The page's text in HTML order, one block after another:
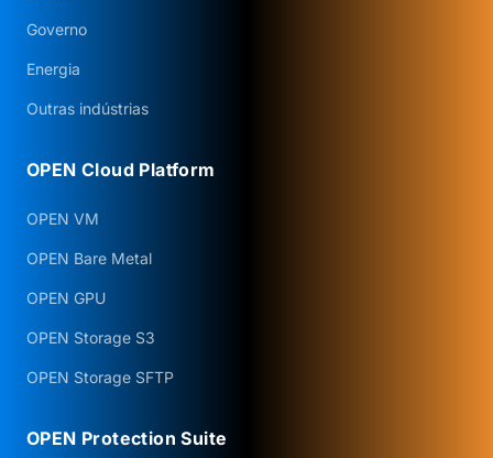
Governo
Energia
Outras indústrias
OPEN Cloud Platform
OPEN VM
OPEN Bare Metal
OPEN GPU
OPEN Storage S3
OPEN Storage SFTP
OPEN Protection Suite